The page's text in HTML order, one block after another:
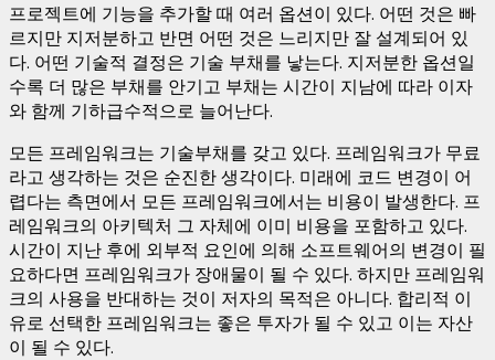
프로젝트에 기능을 추가할 때 여러 옵션이 있다. 어떤 것은 빠
르지만 지저분하고 반면 어떤 것은 느리지만 잘 설계되어 있
다. 어떤 기술적 결정은 기술 부채를 낳는다. 지저분한 옵션일
수록 더 많은 부채를 안기고 부채는 시간이 지남에 따라 이자
와 함께 기하급수적으로 늘어난다.
모든 프레임워크는 기술부채를 갖고 있다. 프레임워크가 무료
라고 생각하는 것은 순진한 생각이다. 미래에 코드 변경이 어
렵다는 측면에서 모든 프레임워크에서는 비용이 발생한다. 프
레임워크의 아키텍처 그 자체에 이미 비용을 포함하고 있다.
시간이 지난 후에 외부적 요인에 의해 소프트웨어의 변경이 필
요하다면 프레임워크가 장애물이 될 수 있다. 하지만 프레임워
크의 사용을 반대하는 것이 저자의 목적은 아니다. 합리적 이
유로 선택한 프레임워크는 좋은 투자가 될 수 있고 이는 자산
이 될 수 있다.